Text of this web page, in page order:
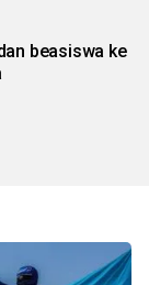
beasiswa ke